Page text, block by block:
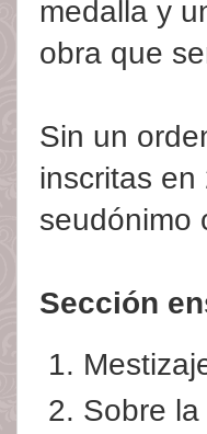
medalla y
obra que
Sin un
inscritas
seudónimo
Sección
Sobre